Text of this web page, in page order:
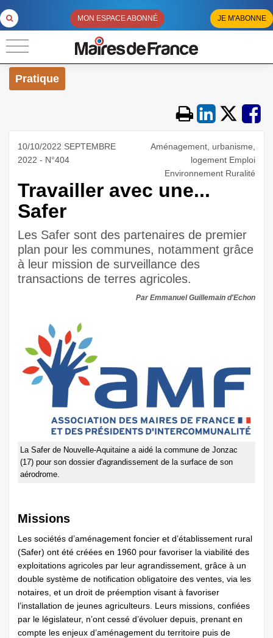
MON ESPACE ABONNÉ JE M'ABONNE
Pratique
10/10/2022 SEPTEMBRE
2022 - N°404
Aménagement, urbanisme,
logement Emploi
Environnement Ruralité
Travailler avec une...
Safer
Les Safer sont des partenaires de premier
plan pour les communes, notamment grâce
à leur mission de surveillance des
transactions de terres agricoles.
Par Emmanuel Guillemain d'Echon
La Safer de Nouvelle-Aquitaine a aidé la commune de Jonzac
(17) pour son dossier d'agrandissement de la surface de son
aérodrome.
Missions
Les sociétés d’aménagement foncier et d’établissement rural
(Safer) ont été créées en 1960 pour favoriser la viabilité des
exploitations agricoles par leur agrandissement, grâce à un
double système de notification obligatoire des ventes, via les
notaires, et un droit de préemption visant à favoriser
l’installation de jeunes agriculteurs. Leurs missions, confiées
par le législateur, n’ont cessé d’évoluer depuis, prenant en
compte les enjeux d’aménagement du territoire puis de